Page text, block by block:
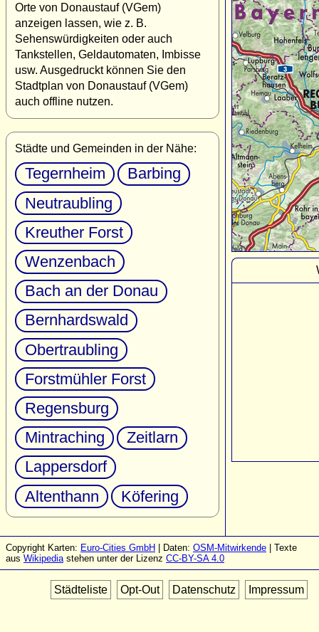
Orte von Donaustauf (VGem)
anzeigen lassen, wie z. B.
Sehenswürdigkeiten oder auch
Tankstellen, Geldautomaten, Imbisse
usw. Ausgedruckt können Sie den
Stadtplan von Donaustauf (VGem)
auch offline nutzen.
Städte und Gemeinden in der Nähe:
Tegernheim
Barbing
Neutraubling
Kreuther Forst
Wenzenbach
Bach an der Donau
Bernhardswald
Obertraubling
Forstmühler Forst
Regensburg
Mintraching
Zeitlarn
Lappersdorf
Altenthann
Köfering
Copyright Karten: Euro-Cities GmbH | Daten: OSM-Mitwirkende | Texte
aus Wikipediastehen unter der Lizenz CC-BY-SA 4.0
Städteliste Opt-Out Datenschutz Impressum